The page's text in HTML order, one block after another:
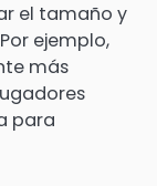
el tamaño y
ejemplo,
más
para